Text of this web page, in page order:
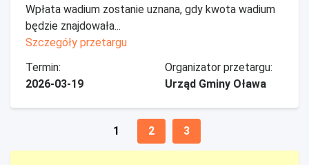
Wpłata wadium zostanie uznana, gdy kwota wadium
będzie znajdowała...
Szczegóły przetargu
Termin:
2026-03-19
Organizator przetargu:
Urząd Gminy Oława
1 2 3